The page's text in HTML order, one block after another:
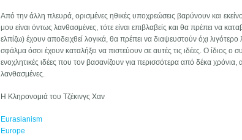
Από την άλλη πλευρά, ορισμένες ηθικές υποχρεώσεις βαρύνουν και
μου είναι όντως λανθασμένες, τότε είναι επιβλαβείς και θα πρέπει να
ελπίζω) έχουν αποδειχθεί λογικά, θα πρέπει να διαψευστούν όχι
σφάλμα όσοι έχουν καταλήξει να πιστεύουν σε αυτές τις ιδέες. Ο ίδιος ο
ενοχλητικές ιδέες που τον βασανίζουν για περισσότερα από δέκα χρόνια,
λανθασμένες.
Η Κληρονομιά του Τζέκινγς Χαν
Eurasianism
Europe